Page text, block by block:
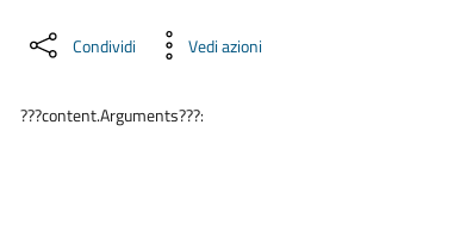
Condividi Vedi azioni
???content.Arguments???: